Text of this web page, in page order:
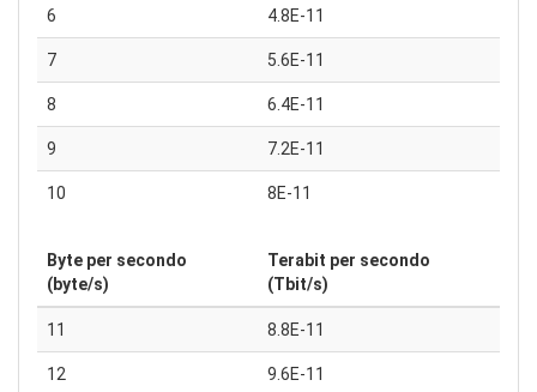
6 4.8E-11
7 5.6E-11
8 6.4E-11
9 7.2E-11
10 8E-11
Byte per secondo
(byte/s)
Terabit per secondo
(Tbit/s)
11 8.8E-11
12 9.6E-11